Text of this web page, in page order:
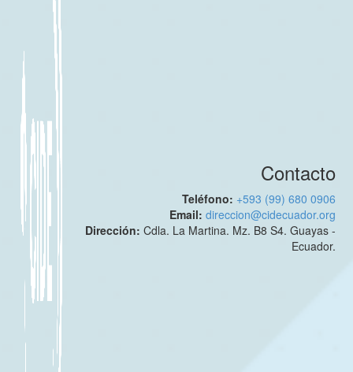
Contacto
Teléfono: +593 (99) 680 0906
Email:direccion@cidecuador.org
Dirección:Cdla. La Martina. Mz. B8 S4. Guayas -
Ecuador.